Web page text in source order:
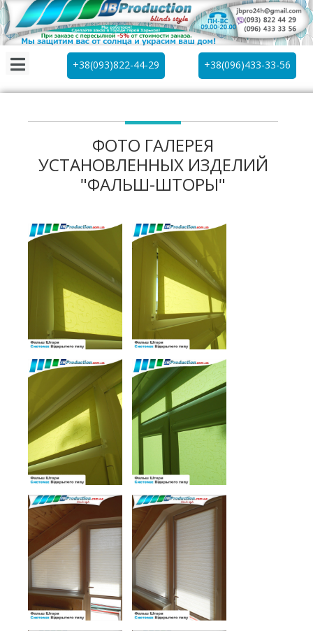
+38(093)822-44-29 +38(096)433-33-56
ФОТО ГАЛЕРЕЯ
УСТАНОВЛЕННЫХ ИЗДЕЛИЙ
"ФАЛЬШ-ШТОРЫ"